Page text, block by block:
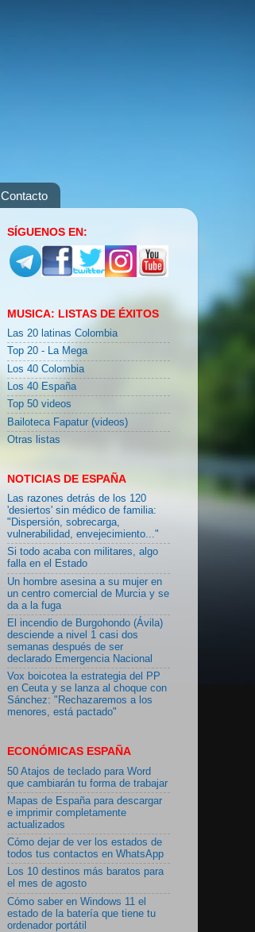
Contacto
SÍGUENOS EN:
MUSICA: LISTAS DE ÉXITOS
Las 20 latinas Colombia
Top 20 - La Mega
Los 40 Colombia
Los 40 España
Top 50 videos
Bailoteca Fapatur (videos)
Otras listas
NOTICIAS DE ESPAÑA
Las razones detrás de los 120
'desiertos' sin médico de familia:
"Dispersión, sobrecarga,
vulnerabilidad, envejecimiento..."
Si todo acaba con militares, algo
falla en el Estado
Un hombre asesina a su mujer en
un centro comercial de Murcia y se
da a la fuga
El incendio de Burgohondo (Ávila)
desciende a nivel 1 casi dos
semanas después de ser
declarado Emergencia Nacional
Vox boicotea la estrategia del PP
en Ceuta y se lanza al choque con
Sánchez: "Rechazaremos a los
menores, está pactado"
ECONÓMICAS ESPAÑA
50 Atajos de teclado para Word
que cambiarán tu forma de trabajar
Mapas de España para descargar
e imprimir completamente
actualizados
Cómo dejar de ver los estados de
todos tus contactos en WhatsApp
Los 10 destinos más baratos para
el mes de agosto
Cómo saber en Windows 11 el
estado de la batería que tiene tu
ordenador portátil